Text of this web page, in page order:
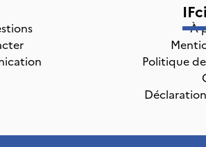
À
Politique